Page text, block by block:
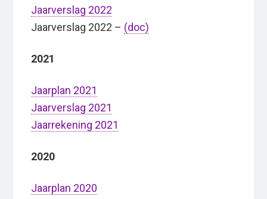
Jaarverslag 2022
Jaarverslag 2022 – (doc)
2021
Jaarplan 2021
Jaarverslag 2021
Jaarrekening 2021
2020
Jaarplan 2020